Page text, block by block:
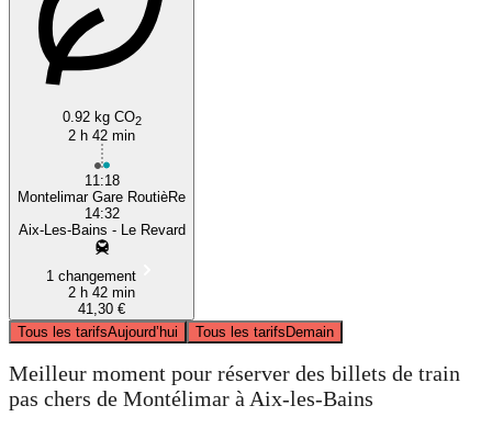
0.92 kg CO2
2 h 42 min
11:18
Montelimar Gare RoutièRe
14:32
Aix-Les-Bains - Le Revard
1 changement
2 h 42 min
41,30 €
Tous les tarifsAujourd’hui Tous les tarifsDemain
Meilleur moment pour réserver des billets de train
pas chers de Montélimar à Aix-les-Bains